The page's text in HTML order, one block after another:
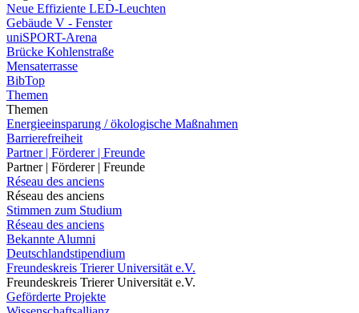
Neue Effiziente LED-Leuchten
Gebäude V - Fenster
uniSPORT-Arena
Brücke Kohlenstraße
Mensaterrasse
BibTop
Themen
Themen
Energieeinsparung / ökologische Maßnahmen
Barrierefreiheit
Partner | Förderer | Freunde
Partner | Förderer | Freunde
Réseau des anciens
Réseau des anciens
Stimmen zum Studium
Réseau des anciens
Bekannte Alumni
Deutschlandstipendium
Freundeskreis Trierer Universität e.V.
Freundeskreis Trierer Universität e.V.
Geförderte Projekte